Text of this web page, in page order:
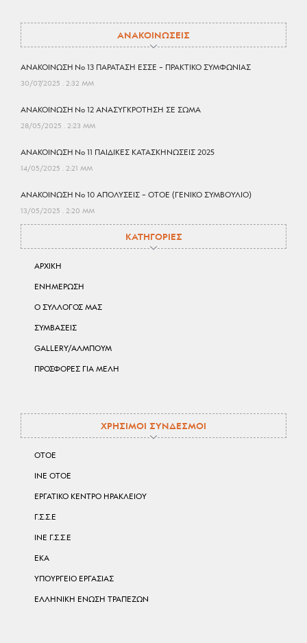
ΑΝΑΚΟΙΝΩΣΕΙΣ
ΑΝΑΚΟΙΝΩΣΗ No 13 ΠΑΡΑΤΑΣΗ ΕΣΣΕ – ΠΡΑΚΤΙΚΟ ΣΥΜΦΩΝΙΑΣ
30/07/2025 2:32 ΜΜ
ΑΝΑΚΟΙΝΩΣΗ No 12 ΑΝΑΣΥΓΚΡΟΤΗΣΗ ΣΕ ΣΩΜΑ
28/05/2025 2:23 ΜΜ
ΑΝΑΚΟΙΝΩΣΗ No 11 ΠΑΙΔΙΚΕΣ ΚΑΤΑΣΚΗΝΩΣΕΙΣ 2025
14/05/2025 2:21 ΜΜ
ΑΝΑΚΟΙΝΩΣΗ No 10 ΑΠΟΛΥΣΕΙΣ – ΟΤΟΕ (ΓΕΝΙΚΟ ΣΥΜΒΟΥΛΙΟ)
13/05/2025 2:20 ΜΜ
ΚΑΤΗΓΟΡΙΕΣ
ΑΡΧΙΚΗ
ΕΝΗΜΕΡΩΣΗ
Ο ΣΥΛΛΟΓΟΣ ΜΑΣ
ΣΥΜΒΑΣΕΙΣ
GALLERY/ΑΛΜΠΟΥΜ
ΠΡΟΣΦΟΡΕΣ ΓΙΑ ΜΕΛΗ
ΧΡΗΣΙΜΟΙ ΣΥΝΔΕΣΜΟΙ
ΟΤΟΕ
ΙΝΕ ΟΤΟΕ
ΕΡΓΑΤΙΚΟ ΚΕΝΤΡΟ ΗΡΑΚΛΕΙΟΥ
Γ.Σ.Σ.Ε
ΙΝΕ Γ.Σ.Σ.Ε
ΕΚΑ
ΥΠΟΥΡΓΕΙΟ ΕΡΓΑΣΙΑΣ
ΕΛΛΗΝΙΚΗ ΕΝΩΣΗ ΤΡΑΠΕΖΩΝ